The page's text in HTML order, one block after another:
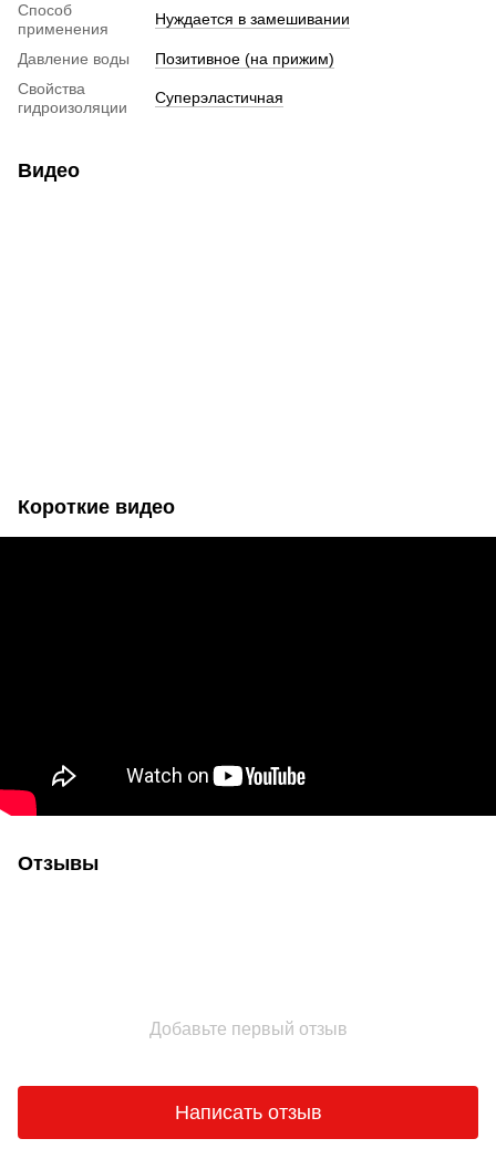
Способ
применения
Нуждается в замешивании
Давление воды
Позитивное (на прижим)
Свойства
гидроизоляции
Суперэластичная
Видео
Короткие видео
Отзывы
Добавьте первый отзыв
Написать отзыв